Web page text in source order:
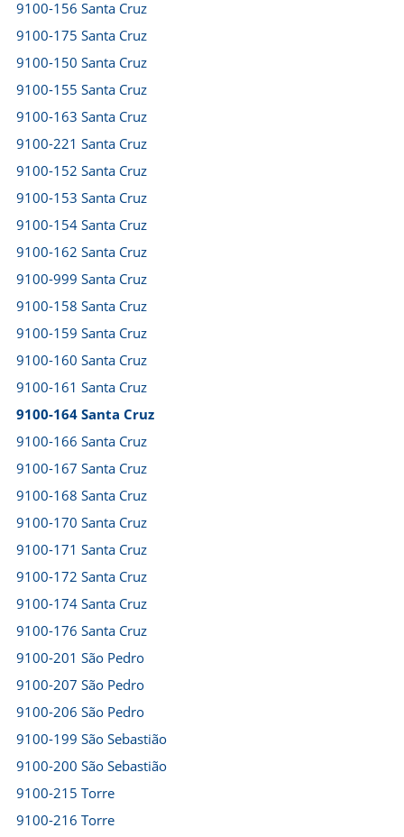
9100-156 Santa Cruz
9100-175 Santa Cruz
9100-150 Santa Cruz
9100-155 Santa Cruz
9100-163 Santa Cruz
9100-221 Santa Cruz
9100-152 Santa Cruz
9100-153 Santa Cruz
9100-154 Santa Cruz
9100-162 Santa Cruz
9100-999 Santa Cruz
9100-158 Santa Cruz
9100-159 Santa Cruz
9100-160 Santa Cruz
9100-161 Santa Cruz
9100-164 Santa Cruz
9100-166 Santa Cruz
9100-167 Santa Cruz
9100-168 Santa Cruz
9100-170 Santa Cruz
9100-171 Santa Cruz
9100-172 Santa Cruz
9100-174 Santa Cruz
9100-176 Santa Cruz
9100-201 São Pedro
9100-207 São Pedro
9100-206 São Pedro
9100-199 São Sebastião
9100-200 São Sebastião
9100-215 Torre
9100-216 Torre